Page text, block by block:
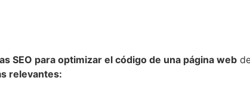
SEO para optimizar el código de una página web
relevantes: